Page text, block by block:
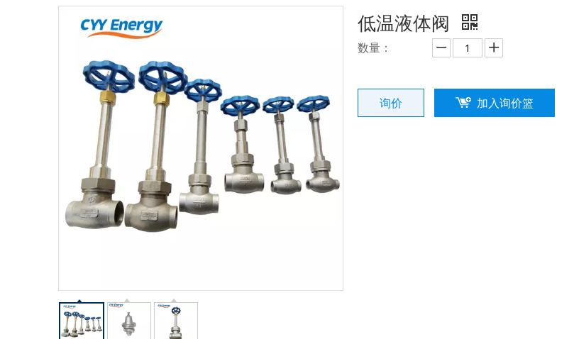
低温液体阀
数量：
询价 加入询价篮